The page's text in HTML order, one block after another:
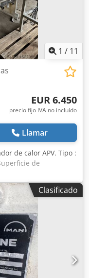
1 / 11
EUR 6.450
precio fijo IVA no incluído
Llamar
de calor APV. Tipo :
de
: 6bar. Presión de
Volumen, Lado 1 :
Temperatura de
120/0. ORA.18
Clasificado